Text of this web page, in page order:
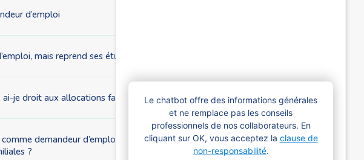
Le chatbot offre des informations générales
et ne remplace pas les conseils
professionnels de nos collaborateurs. En
cliquant sur OK, vous acceptez la clause de
non-responsabilité.
d’emploi
mais reprend ses études. Qu’en est-il des allocations familiales ?
ai-je droit aux allocations familiales bruxelloises ?
demandeur d’emploi chez Actiris après ses études à cause d’une maladie.
?